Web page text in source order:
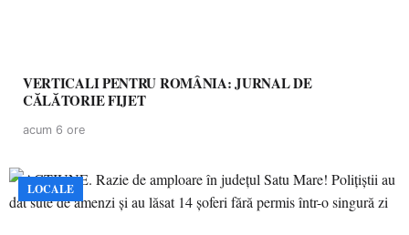
VERTICALI PENTRU ROMÂNIA: JURNAL DE
CĂLĂTORIE FIJET
acum 6 ore
LOCALE